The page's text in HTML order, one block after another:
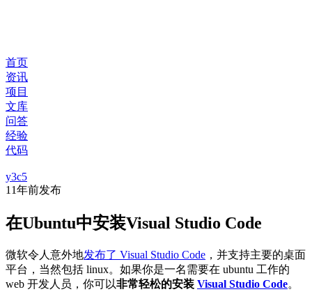
首页
资讯
项目
文库
问答
经验
代码
y3c5
11年前发布
在Ubuntu中安装Visual Studio Code
微软令人意外地发布了 Visual Studio Code ，并支持主要的桌面
平台，当然包括 linux。如果你是一名需要在 ubuntu 工作的
web 开发人员，你可以非常轻松的安装 Visual Studio Code。